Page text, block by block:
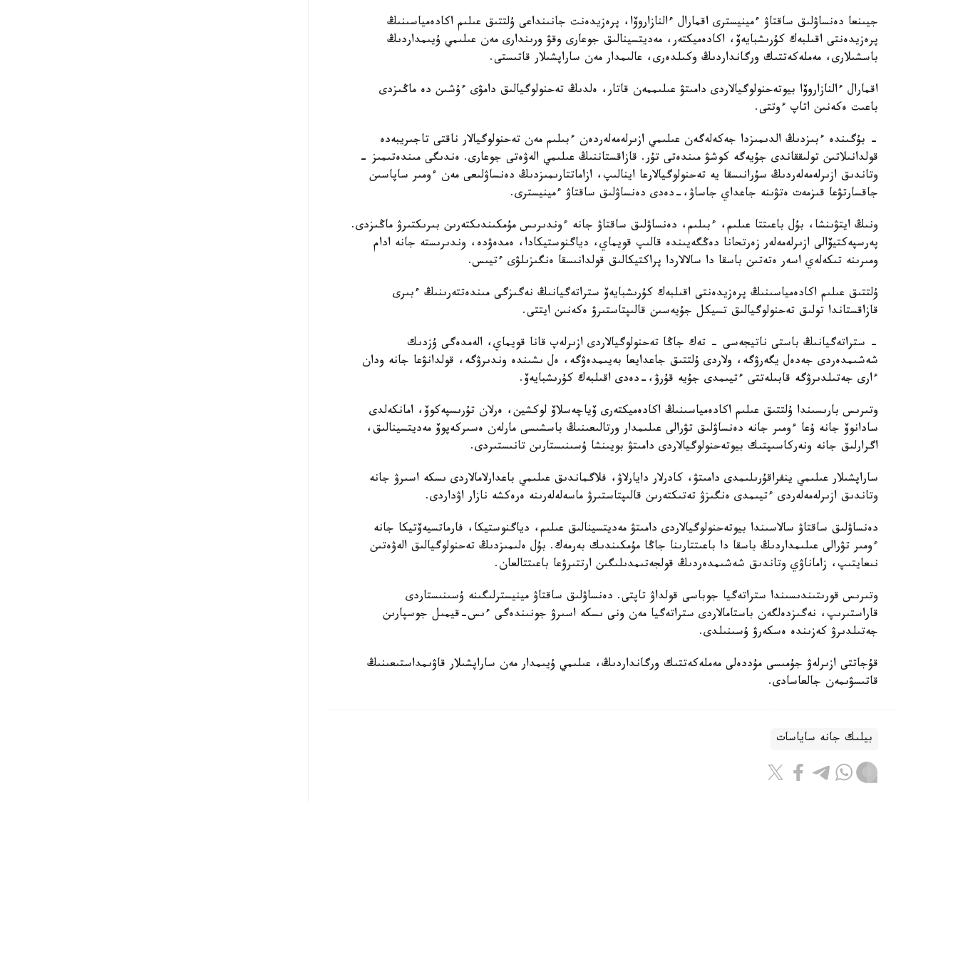
جيىنعا دەنساۋلىق ساقتاۋ ءمينيسترى اقمارال ءالنازاروۆا، پرەزيدەنت جانىنداعى ۇلتتىق عىلىم اكادەمياسىنىڭ
پرەزيدەنتى اقىلبەك كۇرىشبايەۆ، اكادەميكتەر، مەديتسينالىق جوعارى وقۋ ورىندارى مەن عىلىمي ۇيىمداردىڭ
باسشىلارى، مەملەكەتتىك ورگانداردىڭ وكىلدەرى، عالىمدار مەن ساراپشىلار قاتىستى.
اقمارال ءالنازاروۆا بيوتەحنولوگيالاردى دامىتۋ عىلىممەن قاتار، ەلدىڭ تەحنولوگيالىق دامۋى ءۇشىن دە ماڭىزدى
باعىت ەكەنىن اتاپ ءوتتى.
- بۇگىندە ءبىزدىڭ الدىمىزدا جەكەلەگەن عىلىمي ازىرلەمەلەردەن ءبىلىم مەن تەحنولوگيالار ناقتى تاجىريبەدە
قولدانىلاتىن تولىققاندى جۇيەگە كوشۋ مىندەتى تۇر. قازاقستاننىڭ عىلىمي الەۋەتى جوعارى. ەندىگى مىندەتىمىز -
وتاندىق ازىرلەمەلەردىڭ سۇرانىسقا يە تەحنولوگيالارعا اينالىپ، ازاماتتارىمىزدىڭ دەنساۋلىعى مەن ءومىر ساپاسىن
جاقسارتۋعا قىزمەت ەتۋىنە جاعداي جاساۋ،-دەدى دەنساۋلىق ساقتاۋ ءمينيسترى.
ونىڭ ايتۋىنشا، بۇل باعىتتا عىلىم، ءبىلىم، دەنساۋلىق ساقتاۋ جانە ءوندىرىس مۇمكىندىكتەرىن بىرىكتىرۋ ماڭىزدى.
پەرسپەكتيۆالى ازىرلەمەلەر زەرتحانا دەڭگەيىندە قالىپ قويماي، دياگنوستيكادا، ەمدەۋدە، وندىرىستە جانە ادام
ومىرىنە تىكەلەي اسەر ەتەتىن باسقا دا سالالاردا پراكتيكالىق قولدانىسقا ەنگىزىلۋى ءتيىس.
ۇلتتىق عىلىم اكادەمياسىنىڭ پرەزيدەنتى اقىلبەك كۇرىشبايەۆ ستراتەگيانىڭ نەگىزگى مىندەتتەرىنىڭ ءبىرى
قازاقستاندا تولىق تەحنولوگيالىق تسيكل جۇيەسىن قالىپتاستىرۋ ەكەنىن ايتتى.
- ستراتەگيانىڭ باستى ناتيجەسى - تەك جاڭا تەحنولوگيالاردى ازىرلەپ قانا قويماي، الەمدەگى ۇزدىك
شەشىمدەردى جەدەل يگەرۋگە، ولاردى ۇلتتىق جاعدايعا بەيىمدەۋگە، ەل ىشىندە وندىرۋگە، قولدانۋعا جانە ودان
ءارى جەتىلدىرۋگە قابىلەتتى ءتيىمدى جۇيە قۇرۋ،-دەدى اقىلبەك كۇرىشبايەۆ.
وتىرىس بارىسىندا ۇلتتىق عىلىم اكادەمياسىنىڭ اكادەميكتەرى ۆياچەسلاۆ لوكشين، ەرلان تۇرىسپەكوۆ، امانكەلدى
سادانوۆ جانە ۇعا ءومىر جانە دەنساۋلىق تۋرالى عىلىمدار ورتالىعىنىڭ باسشىسى مارلەن ەسىركەپوۆ مەديتسينالىق،
اگرارلىق جانە ونەركاسىپتىك بيوتەحنولوگيالاردى دامىتۋ بويىنشا ۇسىنىستارىن تانىستىردى.
ساراپشىلار عىلىمي ينفراقۇرىلىمدى دامىتۋ، كادرلار دايارلاۋ، فلاگماندىق عىلىمي باعدارلامالاردى ىسكە اسىرۋ جانە
وتاندىق ازىرلەمەلەردى ءتيىمدى ەنگىزۋ تەتىكتەرىن قالىپتاستىرۋ ماسەلەلەرىنە ەرەكشە نازار اۋداردى.
دەنساۋلىق ساقتاۋ سالاسىندا بيوتەحنولوگيالاردى دامىتۋ مەديتسينالىق عىلىم، دياگنوستيكا، فارماتسيەۆتيكا جانە
ءومىر تۋرالى عىلىمداردىڭ باسقا دا باعىتتارىنا جاڭا مۇمكىندىك بەرمەك. بۇل ەلىمىزدىڭ تەحنولوگيالىق الەۋەتىن
نىعايتىپ، زاماناۋي وتاندىق شەشىمدەردىڭ قولجەتىمدىلىگىن ارتتىرۋعا باعىتتالعان.
وتىرىس قورىتىندىسىندا ستراتەگيا جوباسى قولداۋ تاپتى. دەنساۋلىق ساقتاۋ مينيسترلىگىنە ۇسىنىستاردى
قاراستىرىپ، نەگىزدەلگەن باستامالاردى ستراتەگيا مەن ونى ىسكە اسىرۋ جونىندەگى ءىس-قيمىل جوسپارىن
جەتىلدىرۋ كەزىندە ەسكەرۋ ۇسىنىلدى.
قۇجاتتى ازىرلەۋ جۇمىسى مۇددەلى مەملەكەتتىك ورگانداردىڭ، عىلىمي ۇيىمدار مەن ساراپشىلار قاۋىمداستىعىنىڭ
قاتىسۋىمەن جالعاسادى.
بيلىك جانە ساياسات